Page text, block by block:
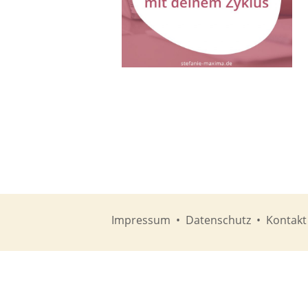
Impressum • Datenschutz • Kontakt